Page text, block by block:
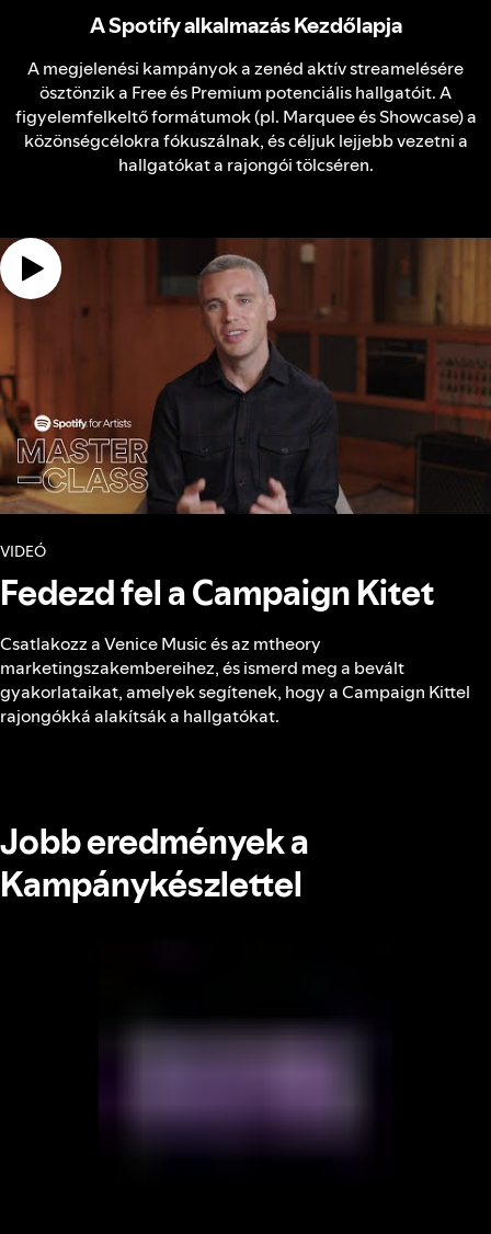
A Spotify alkalmazás Kezdőlapja
A megjelenési kampányok a zenéd aktív streamelésére
ösztönzik a Free és Premium potenciális hallgatóit. A
figyelemfelkeltő formátumok (pl. Marquee és Showcase) a
közönségcélokra fókuszálnak, és céljuk lejjebb vezetni a
hallgatókat a rajongói tölcséren.
VIDEÓ
Fedezd fel a Campaign Kitet
Csatlakozz a Venice Music és az mtheory
marketingszakembereihez, és ismerd meg a bevált
gyakorlataikat, amelyek segítenek, hogy a Campaign Kittel
rajongókká alakítsák a hallgatókat.
Jobb eredmények a
Kampánykészlettel